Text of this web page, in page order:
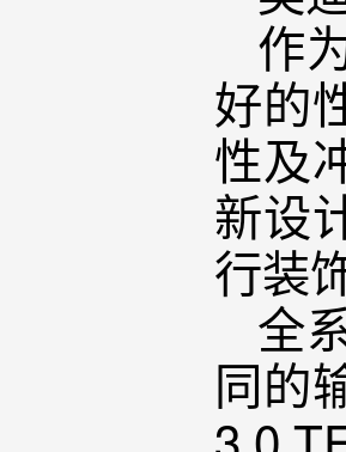
作
好的
性及
新设
行装
全
同的